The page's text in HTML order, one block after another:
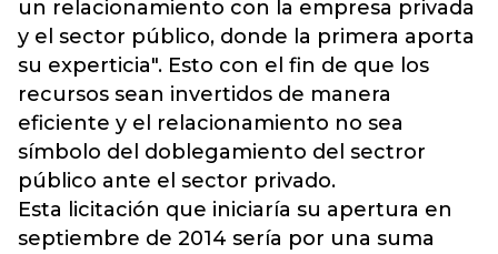
un relacionamiento con la empresa privada
y el sector público, donde la primera aporta
su experticia". Esto con el fin de que los
recursos sean invertidos de manera
eficiente y el relacionamiento no sea
símbolo del doblegamiento del sectror
público ante el sector privado.
Esta licitación que iniciaría su apertura en
septiembre de 2014 sería por una suma